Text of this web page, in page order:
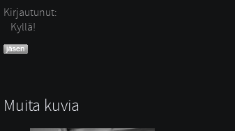
Kirjautunut:
Kyllä!
Muita kuvia